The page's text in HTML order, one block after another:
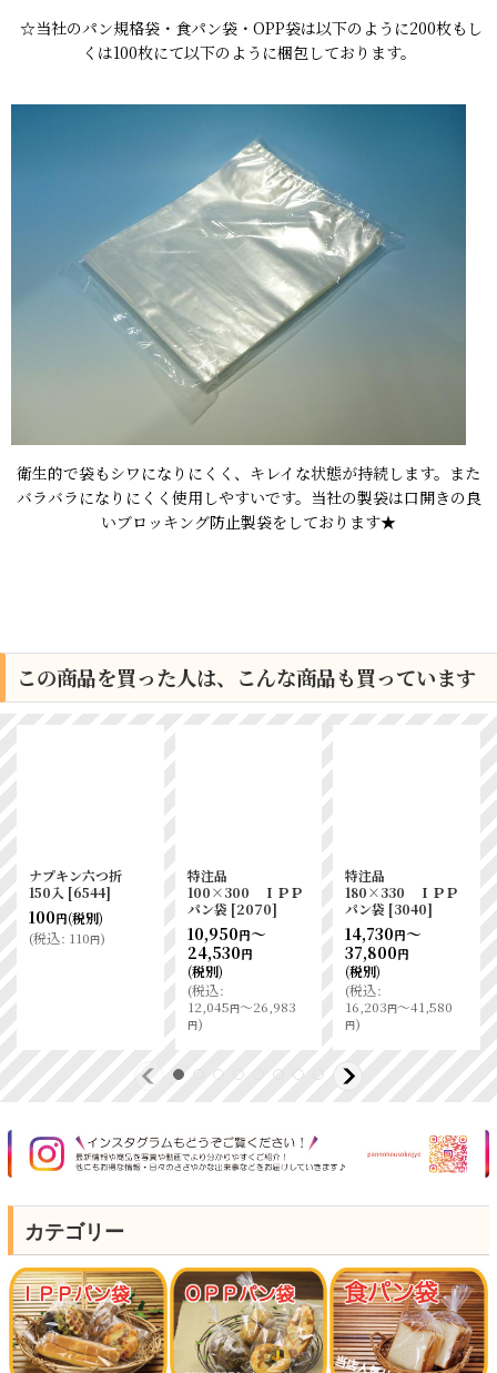
☆当社のパン規格袋・食パン袋・OPP袋は以下のように200枚もし
くは100枚にて以下のように梱包しております。
衛生的で袋もシワになりにくく、キレイな状態が持続します。また
バラバラになりにくく使用しやすいです。当社の製袋は口開きの良
いブロッキング防止製袋をしております★
この商品を買った人は、こんな商品も買っています
特注品
110×230 ＩＰＰ
パン袋
[2150
10,330円～
22,420
特注品
170×220 ＩＰＰ
パン袋 [28901]
11,890円～
27,880円
(税別)
(税込:
13,079円～30,668
円)
テイストシール ラ
ズベリー（300入）
[9261]
360円(税別)
(税込:396
カテゴリー